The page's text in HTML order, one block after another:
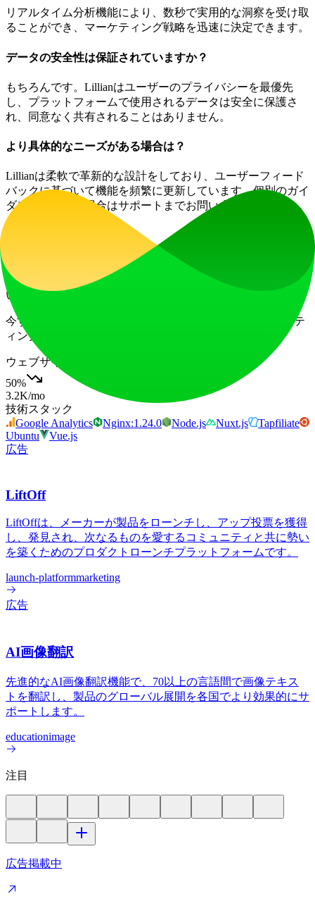
リアルタイム分析機能により、数秒で実用的な洞察を受け取
ることができ、マーケティング戦略を迅速に決定できます。
データの安全性は保証されていますか？
もちろんです。Lillianはユーザーのプライバシーを最優先
し、プラットフォームで使用されるデータは安全に保護さ
れ、同意なく共有されることはありません。
より具体的なニーズがある場合は？
Lillianは柔軟で革新的な設計をしており、ユーザーフィード
バックに基づいて機能を頻繁に更新しています。個別のガイ
ダンスが必要な場合はサポートまでお問い合わせください。
隠れた費用はありますか？
いいえ、Lillianは明確な料金モデルを採用しており、ユーザ
ーは予期しない請求を受けることはありません。表示されて
いる金額がそのまま適用されます。
今すぐLillianを探索し、AIの力でインフルエンサーマーケテ
ィング戦略をレベルアップさせましょう！
ウェブサイトトラフィック
50%
3.2K/mo
技術スタック
Google Analytics
Nginx:1.24.0 Node.js Nuxt.js
Tapfiliate
Ubuntu
Vue.js
広告
LiftOff
LiftOffは、メーカーが製品をローンチし、アップ投票を獲得
し、発見され、次なるものを愛するコミュニティと共に勢い
を築くためのプロダクトローンチプラットフォームです。
launch-platformmarketing
広告
AI画像翻訳
先進的なAI画像翻訳機能で、70以上の言語間で画像テキス
トを翻訳し、製品のグローバル展開を各国でより効果的にサ
ポートします。
educationimage
注目
広告掲載中